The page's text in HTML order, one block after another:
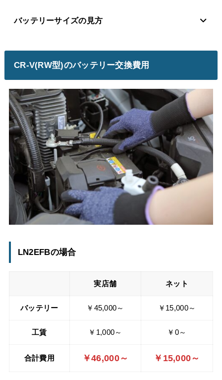
バッテリーサイズの見方
CR-V(RW型)のバッテリー交換費用
LN2EFBの場合
実店舗 ネット
バッテリー ￥45,000～ ￥15,000～
工賃 ￥1,000～ ￥0～
合計費用 ￥46,000～ ￥15,000～